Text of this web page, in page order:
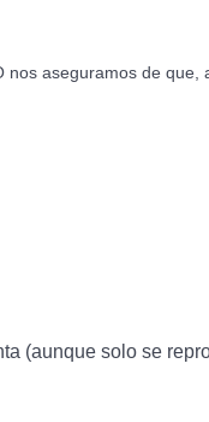
aseguramos de
(aunque solo se